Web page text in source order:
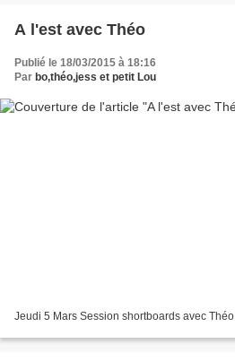
A l'est avec Théo
Publié le 18/03/2015 à 18:16
Par bo,théo,jess et petit Lou
Jeudi 5 Mars Session shortboards avec Théo